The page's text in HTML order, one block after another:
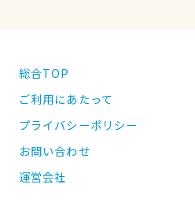
総合TOP
ご利用にあたって
プライバシーポリシー
お問い合わせ
運営会社